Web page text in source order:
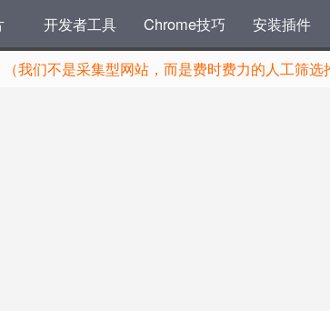
开发者工具 Chrome技巧 安装插件
（我们不是采集型网站，而是费时费力的人工筛选